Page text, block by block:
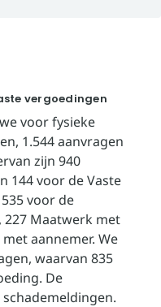
vergoedingen
voor fysieke
1.544 aanvragen
zijn 940
144 voor de Vaste
voor de
227 Maatwerk met
aannemer. We
waarvan 835
De